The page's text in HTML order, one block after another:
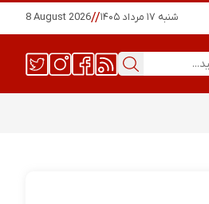
شنبه ۱۷ مرداد ۱۴۰۵ //
8 August 2026